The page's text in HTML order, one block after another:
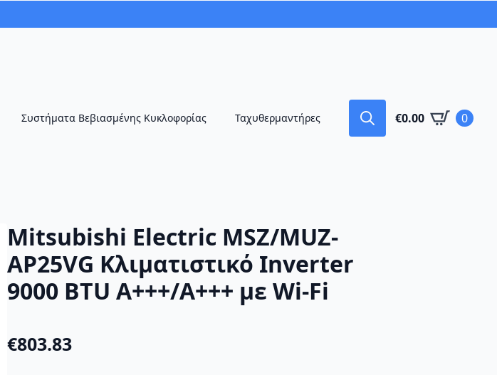
Συστήματα Βεβιασμένης Κυκλοφορίας Ταχυθερμαντήρες €0.00 0
Mitsubishi Electric MSZ/MUZ-
AP25VG Κλιματιστικό Inverter
9000 BTU A+++/A+++ με Wi-Fi
€803.83